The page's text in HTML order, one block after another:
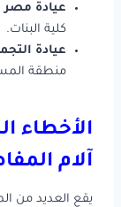
عيادة مصر
كلية البنات.
عيادة
منطقة
الأخطاء
آلام
يقع العديد من